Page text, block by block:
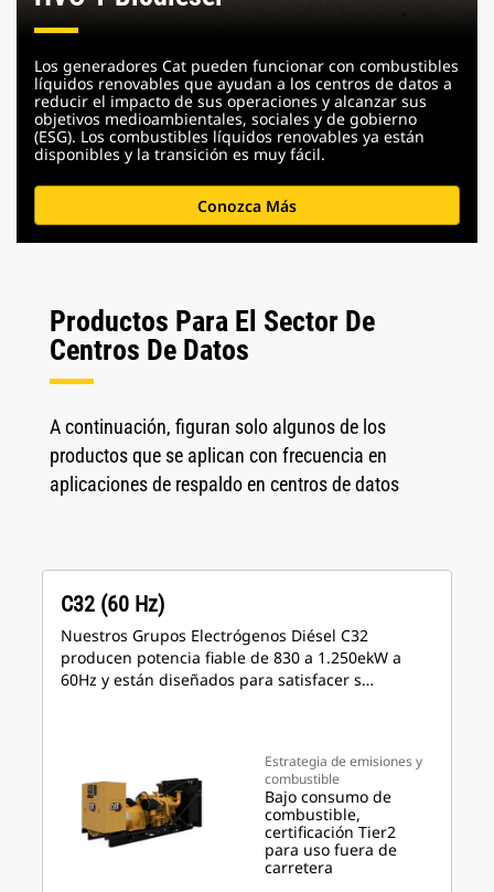
Los generadores Cat pueden funcionar con combustibles
líquidos renovables que ayudan a los centros de datos a
reducir el impacto de sus operaciones y alcanzar sus
objetivos medioambientales, sociales y de gobierno
(ESG). Los combustibles líquidos renovables ya están
disponibles y la transición es muy fácil.
Conozca Más
Productos Para El Sector De
Centros De Datos
A continuación, figuran solo algunos de los
productos que se aplican con frecuencia en
aplicaciones de respaldo en centros de datos
Estrategia de emisiones y
combustible
Bajo consumo de
combustible,
certificación Tier2
para uso fuera de
carretera
C32 (60 Hz)
Nuestros Grupos Electrógenos Diésel C32
producen potencia fiable de 830 a 1.250ekW a
60Hz y están diseñados para satisfacer s…